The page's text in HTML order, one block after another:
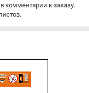
комментарии к заказу.